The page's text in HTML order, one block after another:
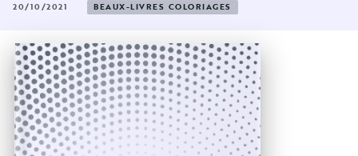
20/10/2021 BEAUX-LIVRES COLORIAGES